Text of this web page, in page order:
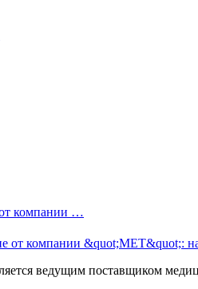
компании …
ведущим поставщиком